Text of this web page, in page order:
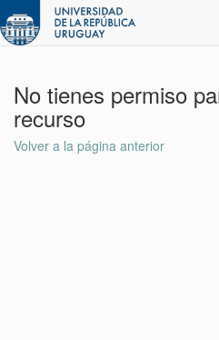
No tienes permiso
recurso
Volver a la página anterior